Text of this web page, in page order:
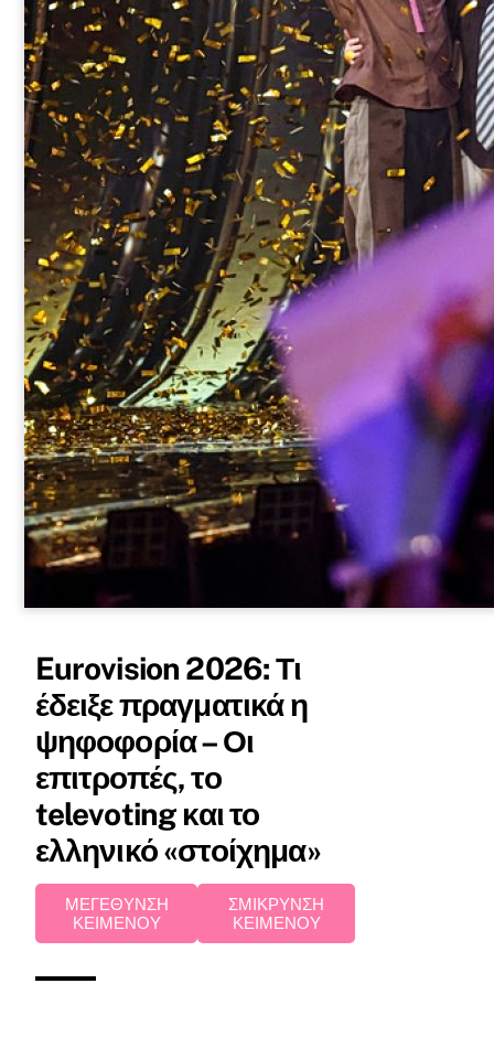
Eurovision 2026: Τι
έδειξε πραγματικά η
ψηφοφορία – Οι
επιτροπές, το
televoting και το
ελληνικό «στοίχημα»
ΜΕΓΕΘΥΝΣΗ
ΚΕΙΜΕΝΟΥ
ΣΜΙΚΡΥΝΣΗ
ΚΕΙΜΕΝΟΥ